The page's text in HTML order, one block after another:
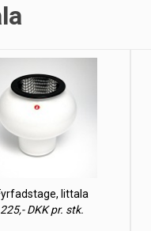
Iittala
225,- DKK pr. stk.